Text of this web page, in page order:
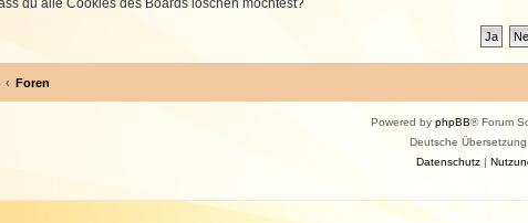
du alle Cookies des Boards löschen möchtest?
Foren
Powered by phpBB® Forum
Deutsche
Datenschutz|